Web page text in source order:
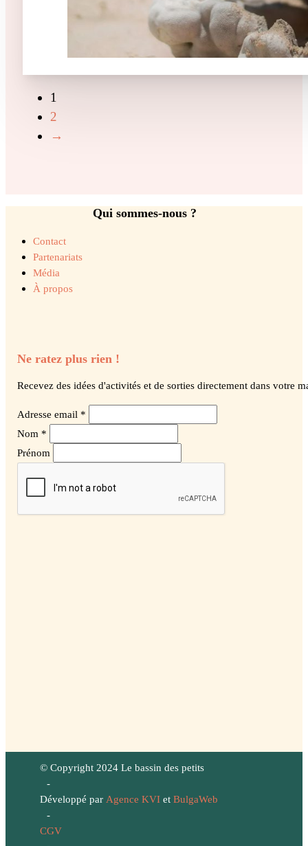
1
2
→
Qui sommes-nous ?
Contact
Partenariats
Média
À propos
Ne ratez plus rien !
Recevez des idées d'activités et de sorties directement dans votre
Adresse email *
Nom *
Prénom
© Copyright 2024 Le bassin des petits
-
Développé par Agence KVIet BulgaWeb
-
CGV